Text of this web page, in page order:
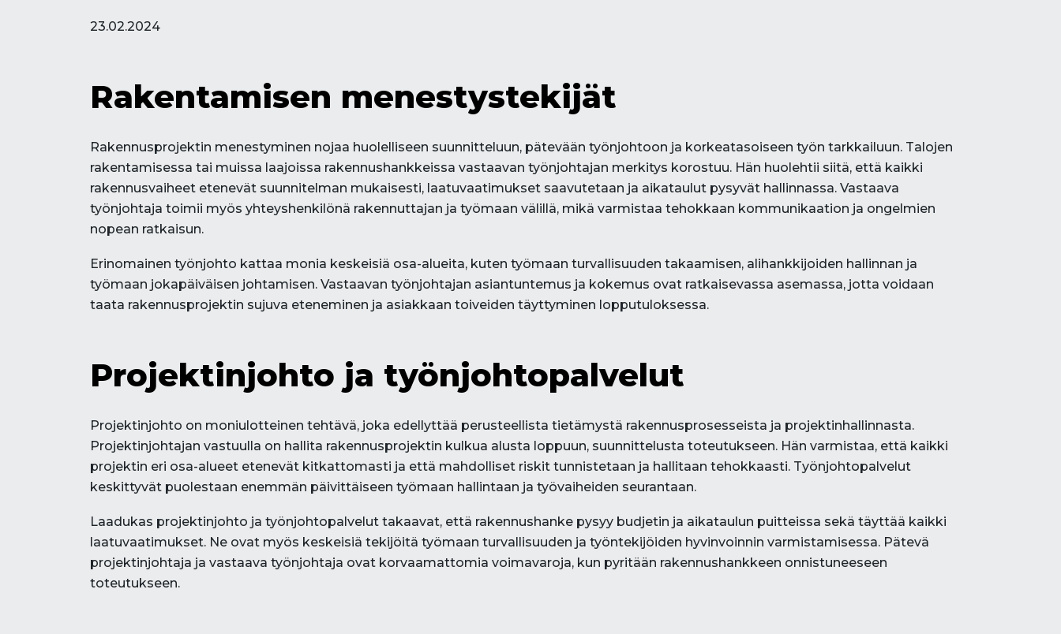
23.02.2024
Rakentamisen menestystekijät
Rakennusprojektin menestyminen nojaa huolelliseen suunnitteluun, pätevään työnjohtoon ja korkeatasoiseen työn tarkkailuun. Talojen
rakentamisessa tai muissa laajoissa rakennushankkeissa vastaavan työnjohtajan merkitys korostuu. Hän huolehtii siitä, että kaikki
rakennusvaiheet etenevät suunnitelman mukaisesti, laatuvaatimukset saavutetaan ja aikataulut pysyvät hallinnassa. Vastaava
työnjohtaja toimii myös yhteyshenkilönä rakennuttajan ja työmaan välillä, mikä varmistaa tehokkaan kommunikaation ja ongelmien
nopean ratkaisun.
Erinomainen työnjohto kattaa monia keskeisiä osa-alueita, kuten työmaan turvallisuuden takaamisen, alihankkijoiden hallinnan ja
työmaan jokapäiväisen johtamisen. Vastaavan työnjohtajan asiantuntemus ja kokemus ovat ratkaisevassa asemassa, jotta voidaan
taata rakennusprojektin sujuva eteneminen ja asiakkaan toiveiden täyttyminen lopputuloksessa.
Projektinjohto ja työnjohtopalvelut
Projektinjohto on moniulotteinen tehtävä, joka edellyttää perusteellista tietämystä rakennusprosesseista ja projektinhallinnasta.
Projektinjohtajan vastuulla on hallita rakennusprojektin kulkua alusta loppuun, suunnittelusta toteutukseen. Hän varmistaa, että kaikki
projektin eri osa-alueet etenevät kitkattomasti ja että mahdolliset riskit tunnistetaan ja hallitaan tehokkaasti. Työnjohtopalvelut
keskittyvät puolestaan enemmän päivittäiseen työmaan hallintaan ja työvaiheiden seurantaan.
Laadukas projektinjohto ja työnjohtopalvelut takaavat, että rakennushanke pysyy budjetin ja aikataulun puitteissa sekä täyttää kaikki
laatuvaatimukset. Ne ovat myös keskeisiä tekijöitä työmaan turvallisuuden ja työntekijöiden hyvinvoinnin varmistamisessa. Pätevä
projektinjohtaja ja vastaava työnjohtaja ovat korvaamattomia voimavaroja, kun pyritään rakennushankkeen onnistuneeseen
toteutukseen.